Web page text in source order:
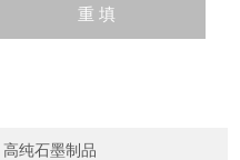
纯石墨制品